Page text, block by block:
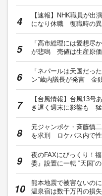
【速報】NHK職員が
になり休職 復職時の
「高市総理には愛想尽
が悲鳴 売値は生産原
「ネパールは天国だっ
ン”蔵内議長が発言 金
【台風情報】台風13
き遅く週末に影響も
元ジャンポケ・斉藤慎
を求刑 ロケバス内で
夜のFAXにびっくり！
委』設置に一転 ‟天国”
熊本地震で被害ないの
温泉宿は数千万円の損